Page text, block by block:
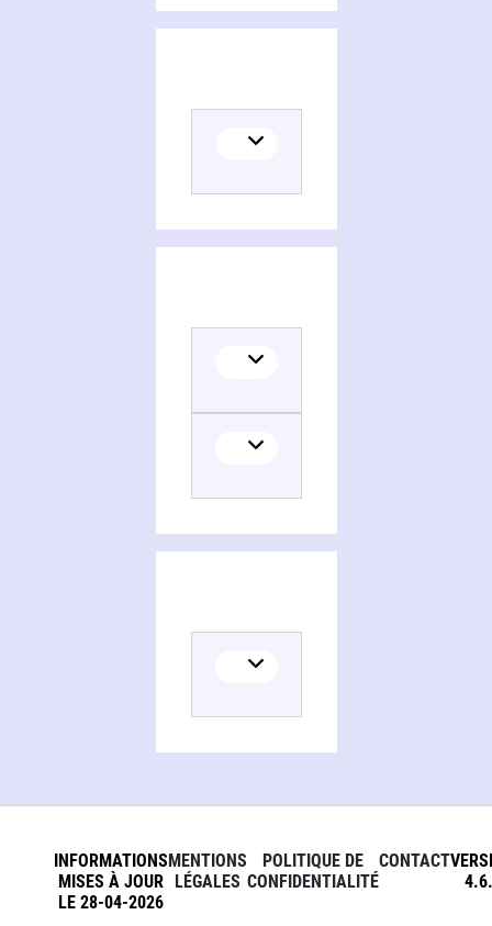
INFORMATIONS
MISES À JOUR
LE 28-04-2026
MENTIONS
LÉGALES
POLITIQUE DE
CONFIDENTIALITÉ
CONTACT